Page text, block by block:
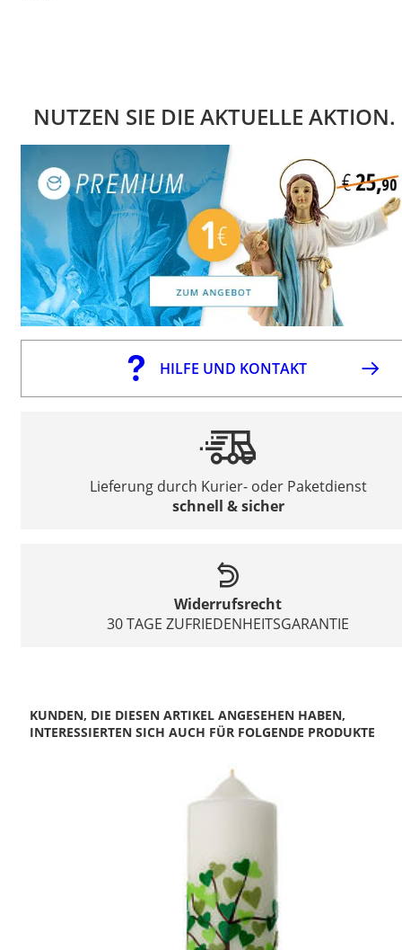
NUTZEN SIE DIE AKTUELLE AKTION.
HILFE UND KONTAKT
Lieferung durch Kurier- oder Paketdienst
schnell & sicher
Widerrufsrecht
30 TAGE ZUFRIEDENHEITSGARANTIE
KUNDEN, DIE DIESEN ARTIKEL ANGESEHEN HABEN,
INTERESSIERTEN SICH AUCH FÜR FOLGENDE PRODUKTE